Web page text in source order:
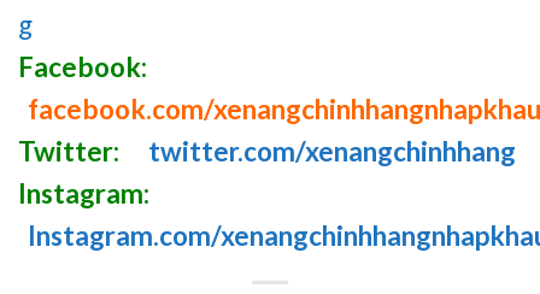
g
Facebook:
facebook.com/xenangchinhhangnhapkhau
Twitter:
twitter.com/xenangchinhhang
Instagram:
Instagram.com/